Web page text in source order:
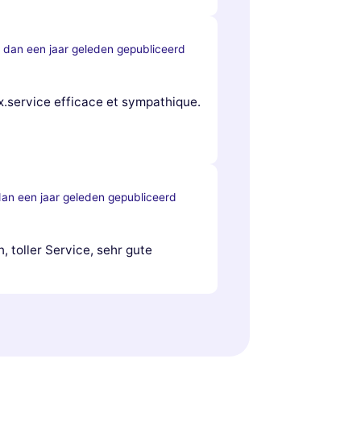
dan een jaar geleden gepubliceerd
efficace et sympathique.
een jaar geleden gepubliceerd
toller Service, sehr gute